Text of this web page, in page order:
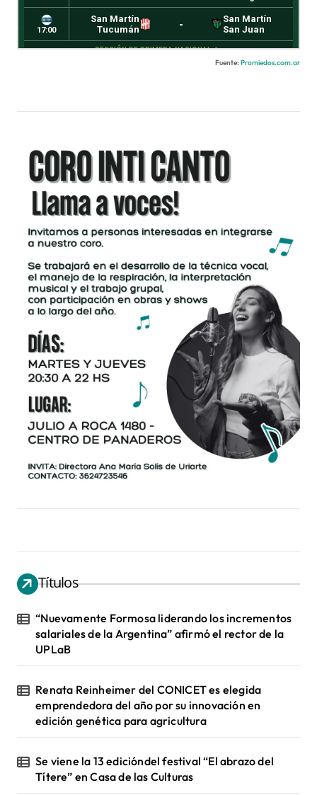
Fuente: Promiedos.com.ar
Títulos
“Nuevamente Formosa liderando los incrementos
salariales de la Argentina” afirmó el rector de la
UPLaB
Renata Reinheimer del CONICET es elegida
emprendedora del año por su innovación en
edición genética para agricultura
Se viene la 13 edicióndel festival “El abrazo del
Títere” en Casa de las Culturas